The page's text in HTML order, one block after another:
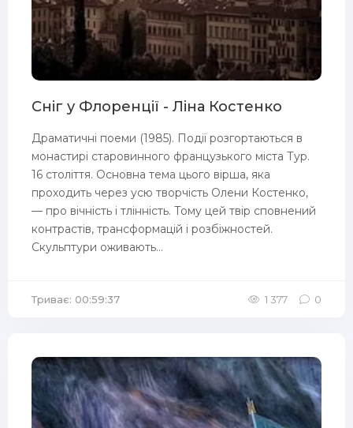
Сніг у Флоренції - Ліна Костенко
Драматичні поеми (1985). Події розгортаються в
монастирі старовинного французького міста Тур.
16 століття. Основна тема цього вірша, яка
проходить через усю творчість Олени Костенко,
— про вічність і тлінність. Тому цей твір сповнений
контрастів, трансформацій і розбіжностей.
Скульптури оживають...
Триває: 00:59:37 1 377 0